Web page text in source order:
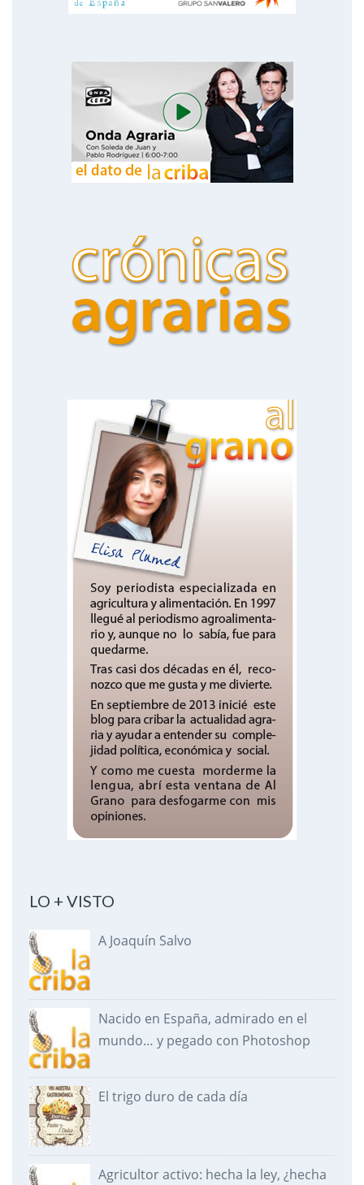
LO + VISTO
A Joaquín Salvo
Nacido en España, admirado en el
mundo… y pegado con Photoshop
El trigo duro de cada día
Agricultor activo: hecha la ley, ¿hecha